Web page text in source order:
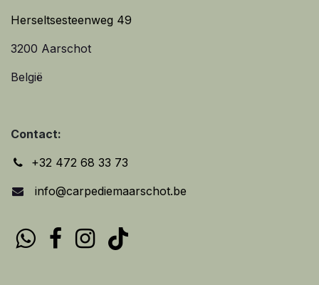
Herseltsesteenweg 49
3200 Aarschot
België
Contact:
+32 472 68 33 73
info@carpediemaarschot.be